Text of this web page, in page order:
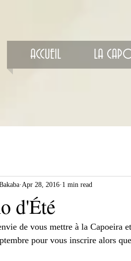
ACCUEIL LA
d'Été
Apr 28, 2016 1 min read
de vous mettre à la Capoeira
pour vous inscrire alors